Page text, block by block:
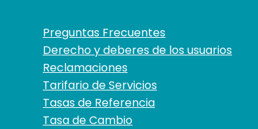
Preguntas Frecuentes
Derecho y deberes de los usuarios
Reclamaciones
Tarifario de Servicios
Tasas de Referencia
Tasa de Cambio